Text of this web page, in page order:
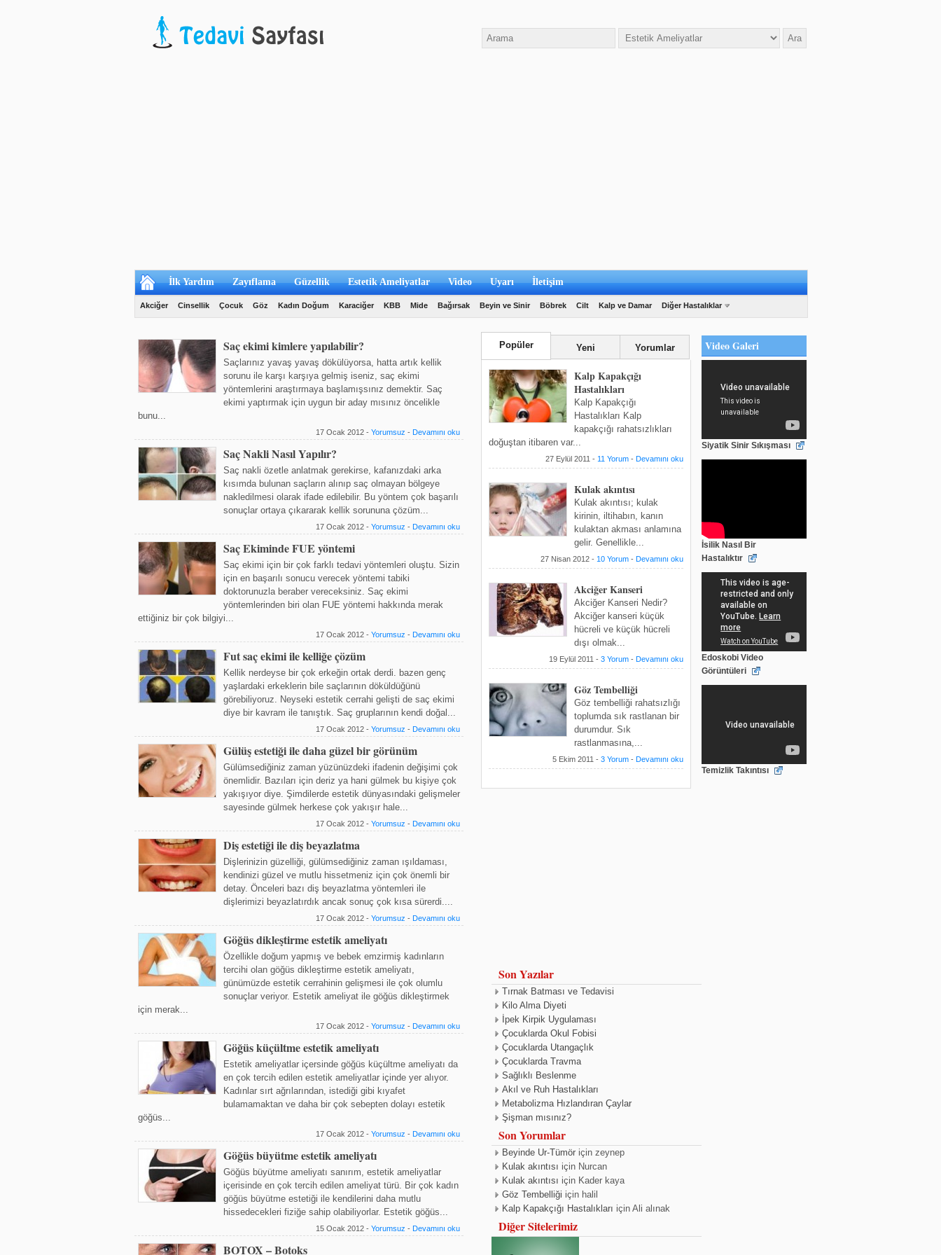
İlk Yardım Zayıflama Güzellik Estetik Ameliyatlar Video Uyarı İletişim
Akciğer Cinsellik Çocuk Göz Kadın Doğum Karaciğer KBB Mide Bağırsak Beyin ve Sinir Böbrek Cilt Kalp ve Damar Diğer Hastalıklar
Saç ekimi kimlere yapılabilir?
Saçlarınız yavaş yavaş dökülüyorsa, hatta artık kellik
sorunu ile karşı karşıya gelmiş iseniz, saç ekimi
yöntemlerini araştırmaya başlamışsınız demektir. Saç
ekimi yaptırmak için uygun bir aday mısınız öncelikle
bunu...
17 Ocak 2012 - Yorumsuz - Devamını oku
Saç Nakli Nasıl Yapılır?
Saç nakli özetle anlatmak gerekirse, kafanızdaki arka
kısımda bulunan saçların alınıp saç olmayan bölgeye
nakledilmesi olarak ifade edilebilir. Bu yöntem çok başarılı
sonuçlar ortaya çıkararak kellik sorununa çözüm...
17 Ocak 2012 - Yorumsuz - Devamını oku
Saç Ekiminde FUE yöntemi
Saç ekimi için bir çok farklı tedavi yöntemleri oluştu. Sizin
için en başarılı sonucu verecek yöntemi tabiki
doktorunuzla beraber vereceksiniz. Saç ekimi
yöntemlerinden biri olan FUE yöntemi hakkında merak
ettiğiniz bir çok bilgiyi...
17 Ocak 2012 - Yorumsuz - Devamını oku
Fut saç ekimi ile kelliğe çözüm
Kellik nerdeyse bir çok erkeğin ortak derdi. bazen genç
yaşlardaki erkeklerin bile saçlarının döküldüğünü
görebiliyoruz. Neyseki estetik cerrahi gelişti de saç ekimi
diye bir kavram ile tanıştık. Saç gruplarının kendi doğal...
17 Ocak 2012 - Yorumsuz - Devamını oku
Gülüş estetiği ile daha güzel bir görünüm
Gülümsediğiniz zaman yüzünüzdeki ifadenin değişimi çok
önemlidir. Bazıları için deriz ya hani gülmek bu kişiye çok
yakışıyor diye. Şimdilerde estetik dünyasındaki gelişmeler
sayesinde gülmek herkese çok yakışır hale...
17 Ocak 2012 - Yorumsuz - Devamını oku
Diş estetiği ile diş beyazlatma
Dişlerinizin güzelliği, gülümsediğiniz zaman ışıldaması,
kendinizi güzel ve mutlu hissetmeniz için çok önemli bir
detay. Önceleri bazı diş beyazlatma yöntemleri ile
dişlerimizi beyazlatırdık ancak sonuç çok kısa sürerdi....
17 Ocak 2012 - Yorumsuz - Devamını oku
Göğüs dikleştirme estetik ameliyatı
Özellikle doğum yapmış ve bebek emzirmiş kadınların
tercihi olan göğüs dikleştirme estetik ameliyatı,
günümüzde estetik cerrahinin gelişmesi ile çok olumlu
sonuçlar veriyor. Estetik ameliyat ile göğüs dikleştirmek
için merak...
17 Ocak 2012 - Yorumsuz - Devamını oku
Göğüs küçültme estetik ameliyatı
Estetik ameliyatlar içersinde göğüs küçültme ameliyatı da
en çok tercih edilen estetik ameliyatlar içinde yer alıyor.
Kadınlar sırt ağrılarından, istediği gibi kıyafet
bulamamaktan ve daha bir çok sebepten dolayı estetik
göğüs...
17 Ocak 2012 - Yorumsuz - Devamını oku
Göğüs büyütme estetik ameliyatı
Göğüs büyütme ameliyatı sanırım, estetik ameliyatlar
içerisinde en çok tercih edilen ameliyat türü. Bir çok kadın
göğüs büyütme estetiği ile kendilerini daha mutlu
hissedecekleri fiziğe sahip olabiliyorlar. Estetik göğüs...
15 Ocak 2012 - Yorumsuz - Devamını oku
BOTOX – Botoks
Popüler Yeni Yorumlar
Kalp Kapakçığı
Hastalıkları
Kalp Kapakçığı
Hastalıkları Kalp
kapakçığı rahatsızlıkları
doğuştan itibaren var...
27 Eylül 2011 - 11 Yorum - Devamını oku
Kulak akıntısı
Kulak akıntısı; kulak
kirinin, iltihabın, kanın
kulaktan akması anlamına
gelir. Genellikle...
27 Nisan 2012 - 10 Yorum - Devamını oku
Akciğer Kanseri
Akciğer Kanseri Nedir?
Akciğer kanseri küçük
hücreli ve küçük hücreli
dışı olmak...
19 Eylül 2011 - 3 Yorum - Devamını oku
Göz Tembelliği
Göz tembelliği rahatsızlığı
toplumda sık rastlanan bir
durumdur. Sık
rastlanmasına,...
5 Ekim 2011 - 3 Yorum - Devamını oku
Son Yazılar
Tırnak Batması ve Tedavisi
Kilo Alma Diyeti
İpek Kirpik Uygulaması
Çocuklarda Okul Fobisi
Çocuklarda Utangaçlık
Çocuklarda Travma
Sağlıklı Beslenme
Akıl ve Ruh Hastalıkları
Metabolizma Hızlandıran Çaylar
Şişman mısınız?
Son Yorumlar
Beyinde Ur-Tümör için zeynep
Kulak akıntısı için Nurcan
Kulak akıntısı için Kader kaya
Göz Tembelliği için halil
Kalp Kapakçığı Hastalıkları için Ali alınak
Diğer Sitelerimiz
Video Galeri
Siyatik Sinir Sıkışması
İsilik Nasıl Bir
Hastalıktır
Edoskobi Video
Görüntüleri
Temizlik Takıntısı